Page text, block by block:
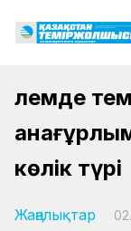
Әлемде
көлік түрі
Жаңалықтар